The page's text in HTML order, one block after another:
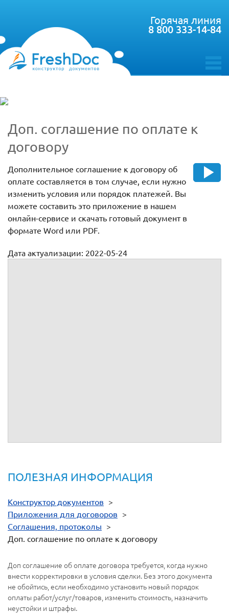
toggle
Горячая линия
8 800 333-14-84
Доп. соглашение по оплате к
договору
Дополнительное соглашение к договору об
оплате составляется в том случае, если нужно
изменить условия или порядок платежей. Вы
можете составить это приложение в нашем
онлайн-сервисе и скачать готовый документ в
формате Word или PDF.
Дата актуализации: 2022-05-24
ПОЛЕЗНАЯ ИНФОРМАЦИЯ
Конструктор документов >
Приложения для договоров >
Соглашения, протоколы >
Доп. соглашение по оплате к договору
Доп соглашение об оплате договора требуется, когда нужно
внести корректировки в условия сделки. Без этого документа
не обойтись, если необходимо установить новый порядок
оплаты работ/услуг/товаров, изменить стоимость, назначить
неустойки и штрафы.